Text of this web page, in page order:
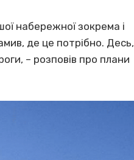
набережної зокрема і
де це потрібно. Десь,
– розповів про плани